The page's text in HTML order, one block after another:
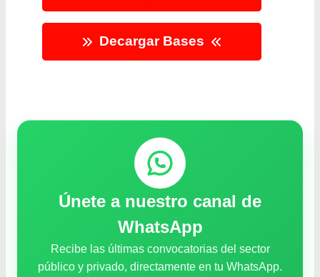
Decargar Bases
Únete a nuestro canal de
WhatsApp
Recibe las últimas convocatorias del sector
público y privado, directamente en tu WhatsApp.